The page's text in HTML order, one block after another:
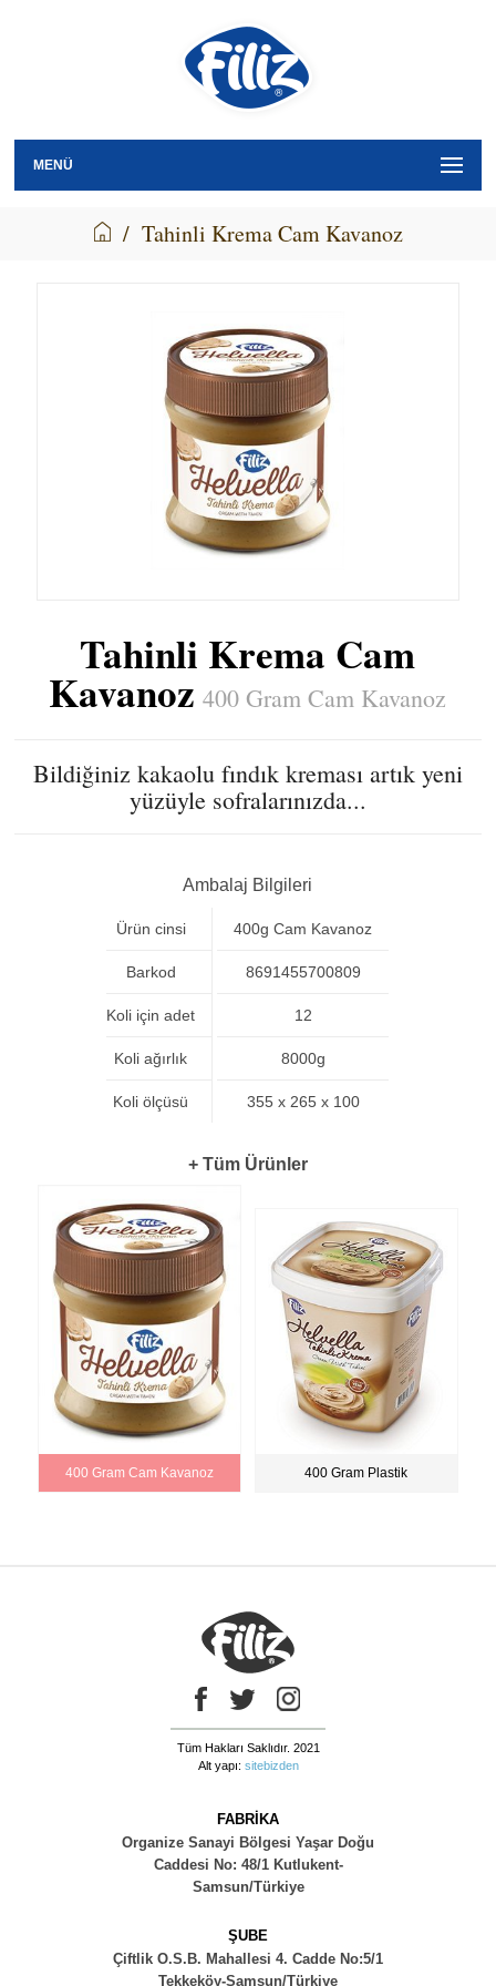
MENÜ
/ Tahinli Krema Cam Kavanoz
Tahinli Krema Cam
Kavanoz 400 Gram Cam Kavanoz
Bildiğiniz kakaolu fındık kreması artık yeni
yüzüyle sofralarınızda...
Ambalaj Bilgileri
Ürün cinsi
Barkod
Koli için adet
Koli ağırlık
Koli ölçüsü
400g Cam Kavanoz
8691455700809
12
8000g
355 x 265 x 100
+ Tüm Ürünler
400 Gram Cam Kavanoz 400 Gram Plastik
Tüm Hakları Saklıdır. 2021
Alt yapı: sitebizden
FABRİKA
Organize Sanayi Bölgesi Yaşar Doğu
Caddesi No: 48/1 Kutlukent-
Samsun/Türkiye
ŞUBE
Çiftlik O.S.B. Mahallesi 4. Cadde No:5/1
Tekkeköy-Samsun/Türkiye